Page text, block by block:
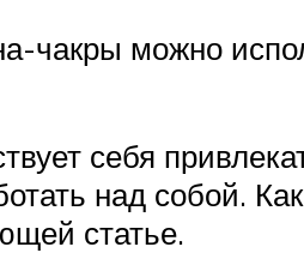
чакры можно
себя
над собой.
статье.